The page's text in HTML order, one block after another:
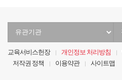
교육서비스헌장 개인정보 처리방침
저작권 정책
이용약관 사이트맵
관
선
관
선